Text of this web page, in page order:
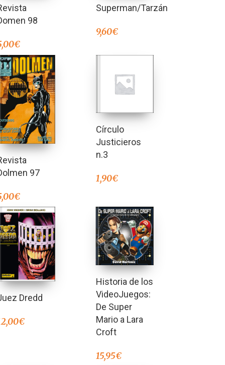
98
€
Superman/Tarzán
9,60€
97
€
Círculo
Justicieros
n.3
1,90€
Dredd
€
Historia de los
VideoJuegos:
De Super
Mario a Lara
Croft
15,95€